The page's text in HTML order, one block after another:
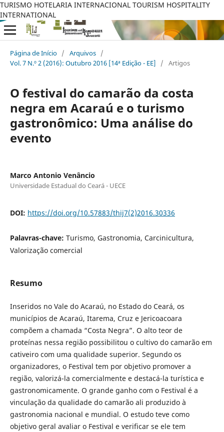
TURISMO HOTELARIA INTERNACIONAL TOURISM HOSPITALITY
INTERNATIONAL
Página de Início / Arquivos /
Vol. 7 N.º 2 (2016): Outubro 2016 [14ª Edição - EE]
/ Artigos
O festival do camarão da costa
negra em Acaraú e o turismo
gastronômico: Uma análise do
evento
Marco Antonio Venâncio
Universidade Estadual do Ceará - UECE
DOI: https://doi.org/10.57883/thij7(2)2016.30336
Palavras-chave: Turismo, Gastronomia, Carcinicultura,
Valorização comercial
Resumo
Inseridos no Vale do Acaraú, no Estado do Ceará, os
municípios de Acaraú, Itarema, Cruz e Jericoacoara
compõem a chamada “Costa Negra”. O alto teor de
proteínas nessa região possibilitou o cultivo do camarão em
cativeiro com uma qualidade superior. Segundo os
organizadores, o Festival tem por objetivo promover a
região, valorizá-la comercialmente e destacá-la turística e
gastronomicamente. O grande ganho com o Festival é a
vinculação da qualidade do camarão ali produzido à
gastronomia nacional e mundial. O estudo teve como
objetivo geral avaliar o Festival e verificar se ele tem